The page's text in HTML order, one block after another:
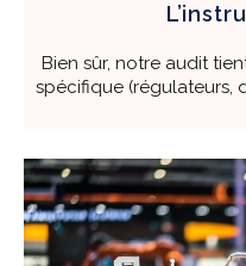
Bien sûr, notre audit
spécifique (régulateurs,